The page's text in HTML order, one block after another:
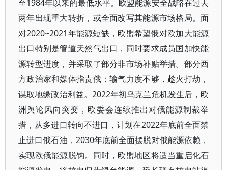
至1984年以来的最低水平。欧盟能源安全战略在过去
两年出现重大转折，或全面改写其能源市场格局。面
对2020~2021年能源短缺，欧盟希望俄对欧加大能源
出口特别是管道天然气出口，同时要求成员国加快能
源转型进度，并采取了部分非市场补贴举措。部分西
方政治家和媒体指责俄：输气力度不够，趁火打劫，
谋取地缘政治利益。2022年初乌克兰危机发生后，欧
洲舆论风向突变，欧委会连续推出对俄能源制裁举
措，从多进口转向不进口，计划在2022年底前全面禁
止进口俄石油，2030年底前全面摆脱对俄能源依赖，
实现欧俄能源脱钩。同时，欧盟地区将适当重启化石